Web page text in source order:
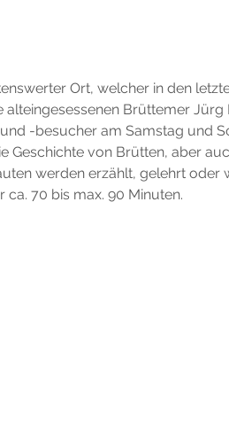
Ort, welcher in den
alteingesessenen Brüttemer
-besucher am Samstag und
Geschichte von Brütten, aber
werden erzählt, gelehrt oder
70 bis max. 90 Minuten.